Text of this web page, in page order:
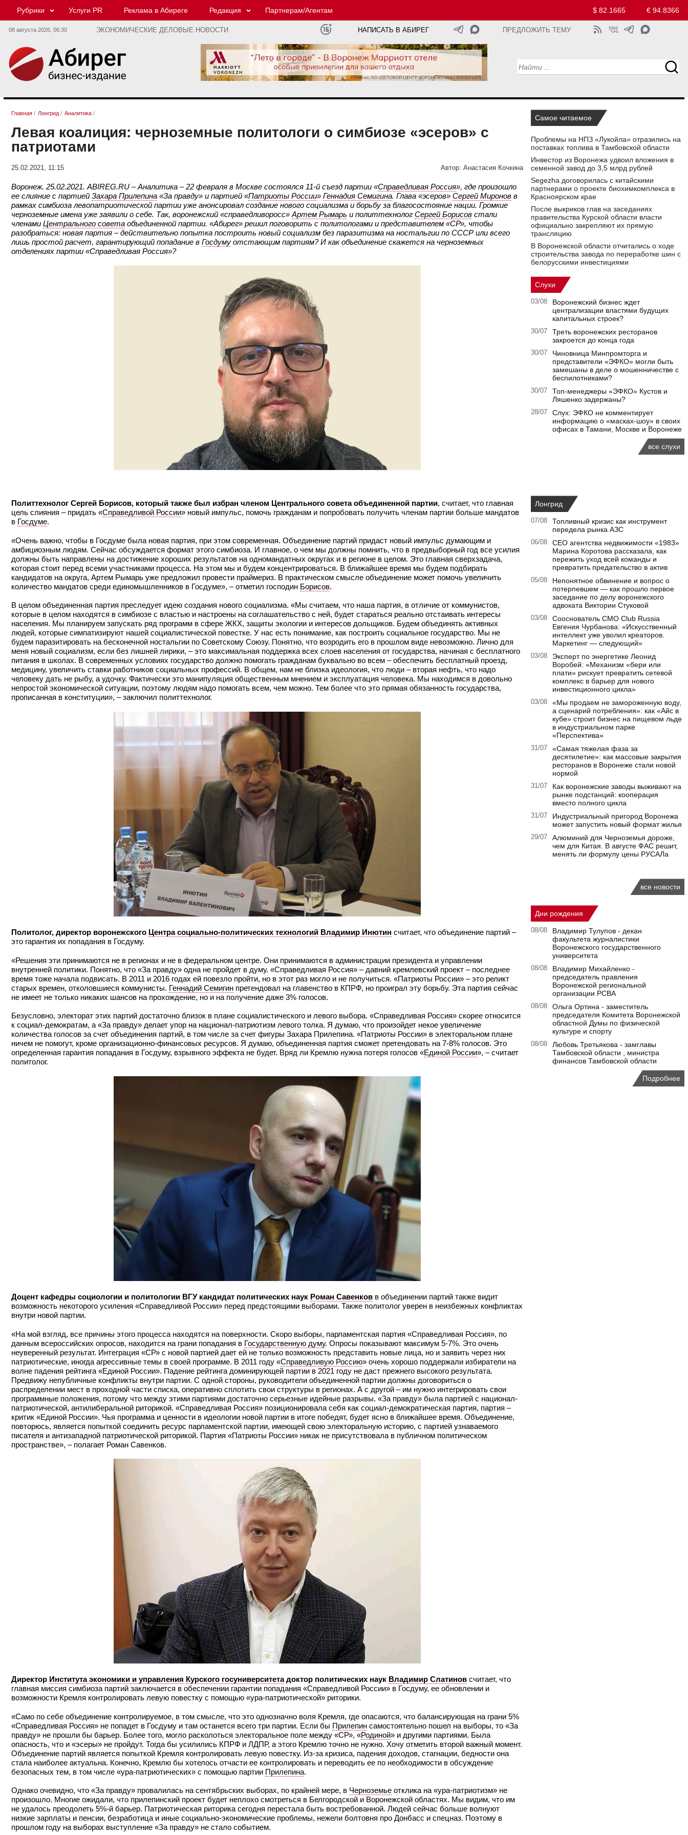
Рубрики Услуги PR Реклама в Абиреге Редакция Партнерам/Агентам $ 82.1665 € 94.8366
08 августа 2026, 06:30 ЭКОНОМИЧЕСКИЕ ДЕЛОВЫЕ НОВОСТИ НАПИСАТЬ В АБИРЕГ ПРЕДЛОЖИТЬ ТЕМУ
Главная / Лонгрид / Аналитика /
Левая коалиция: черноземные политологи о симбиозе «эсеров» с
патриотами
25.02.2021, 11:15 Автор: Анастасия Кочкина
Воронеж. 25.02.2021. ABIREG.RU – Аналитика – 22 февраля в Москве состоялся 11-й съезд партии «Справедливая Россия», где произошло
ее слияние с партией Захара Прилепина «За правду» и партией «Патриоты России» Геннадия Семигина. Глава «эсеров» Сергей Миронов в
рамках симбиоза левопатриотической партии уже анонсировал создание нового социализма и борьбу за благосостояние нации. Громкие
черноземные имена уже заявили о себе. Так, воронежский «справедливоросс» Артем Рымарь и политтехнолог Сергей Борисов стали
членами Центрального совета объединенной партии. «Абирег» решил поговорить с политологами и представителем «СР», чтобы
разобраться: новая партия – действительно попытка построить новый социализм без паразитизма на ностальгии по СССР или всего
лишь простой расчет, гарантирующий попадание в Госдуму отстающим партиям? И как объединение скажется на черноземных
отделениях партии «Справедливая Россия»?
Политтехнолог Сергей Борисов, который также был избран членом Центрального совета объединенной партии, считает, что главная
цель слияния – придать «Справедливой России» новый импульс, помочь гражданам и попробовать получить членам партии больше мандатов
в Госдуме.
«Очень важно, чтобы в Госдуме была новая партия, при этом современная. Объединение партий придаст новый импульс думающим и
амбициозным людям. Сейчас обсуждается формат этого симбиоза. И главное, о чем мы должны помнить, что в предвыборный год все усилия
должны быть направлены на достижение хороших результатов на одномандатных округах и в регионе в целом. Это главная сверхзадача,
которая стоит перед всеми участниками процесса. На этом мы и будем концентрироваться. В ближайшее время мы будем подбирать
кандидатов на округа, Артем Рымарь уже предложил провести праймериз. В практическом смысле объединение может помочь увеличить
количество мандатов среди единомышленников в Госдуме», – отметил господин Борисов.
В целом объединенная партия преследует идею создания нового социализма. «Мы считаем, что наша партия, в отличие от коммунистов,
которые в целом находятся в симбиозе с властью и настроены на соглашательство с ней, будет стараться реально отстаивать интересы
населения. Мы планируем запускать ряд программ в сфере ЖКХ, защиты экологии и интересов дольщиков. Будем объединять активных
людей, которые симпатизируют нашей социалистической повестке. У нас есть понимание, как построить социальное государство. Мы не
будем паразитировать на бесконечной ностальгии по Советскому Союзу. Понятно, что возродить его в прошлом виде невозможно. Лично для
меня новый социализм, если без лишней лирики, – это максимальная поддержка всех слоев населения от государства, начиная с бесплатного
питания в школах. В современных условиях государство должно помогать гражданам буквально во всем – обеспечить бесплатный проезд,
медицину, увеличить ставки работников социальных профессий. В общем, нам не близка идеология, что люди – вторая нефть, что надо
человеку дать не рыбу, а удочку. Фактически это манипуляция общественным мнением и эксплуатация человека. Мы находимся в довольно
непростой экономической ситуации, поэтому людям надо помогать всем, чем можно. Тем более что это прямая обязанность государства,
прописанная в конституции», – заключил политтехнолог.
Политолог, директор воронежского Центра социально-политических технологий Владимир Инютин считает, что объединение партий –
это гарантия их попадания в Госдуму.
«Решения эти принимаются не в регионах и не в федеральном центре. Они принимаются в администрации президента и управлении
внутренней политики. Понятно, что «За правду» одна не пройдет в думу. «Справедливая Россия» – давний кремлевский проект – последнее
время тоже начала подвисать. В 2011 и 2016 годах ей повезло пройти, но в этот раз могло и не получиться. «Патриоты России» – это реликт
старых времен, отколовшиеся коммунисты. Геннадий Семигин претендовал на главенство в КПРФ, но проиграл эту борьбу. Эта партия сейчас
не имеет не только никаких шансов на прохождение, но и на получение даже 3% голосов.
Безусловно, электорат этих партий достаточно близок в плане социалистического и левого выбора. «Справедливая Россия» скорее относится
к социал-демократам, а «За правду» делает упор на национал-патриотизм левого толка. Я думаю, что произойдет некое увеличение
количества голосов за счет объединения партий, в том числе за счет фигуры Захара Прилепина. «Патриоты России» в электоральном плане
ничем не помогут, кроме организационно-финансовых ресурсов. Я думаю, объединенная партия сможет претендовать на 7-8% голосов. Это
определенная гарантия попадания в Госдуму, взрывного эффекта не будет. Вряд ли Кремлю нужна потеря голосов «Единой России», – считает
политолог.
Доцент кафедры социологии и политологии ВГУ кандидат политических наук Роман Савенков в объединении партий также видит
возможность некоторого усиления «Справедливой России» перед предстоящими выборами. Также политолог уверен в неизбежных конфликтах
внутри новой партии.
«На мой взгляд, все причины этого процесса находятся на поверхности. Скоро выборы, парламентская партия «Справедливая Россия», по
данным всероссийских опросов, находится на грани попадания в Государственную думу. Опросы показывают максимум 5-7%. Это очень
неуверенный результат. Интеграция «СР» с новой партией дает ей не только возможность представить новые лица, но и заявить через них
патриотические, иногда агрессивные темы в своей программе. В 2011 году «Справедливую Россию» очень хорошо поддержали избиратели на
волне падения рейтинга «Единой России». Падение рейтинга доминирующей партии в 2021 году не даст прежнего высокого результата.
Предвижу непубличные конфликты внутри партии. С одной стороны, руководители объединенной партии должны договориться о
распределении мест в проходной части списка, оперативно сплотить свои структуры в регионах. А с другой – им нужно интегрировать свои
программные положения, потому что между этими партиями достаточно серьезные идейные разрывы. «За правду» была партией с национал-
патриотической, антилиберальной риторикой. «Справедливая Россия» позиционировала себя как социал-демократическая партия, партия –
критик «Единой России». Чья программа и ценности в идеологии новой партии в итоге победят, будет ясно в ближайшее время. Объединение,
повторюсь, является попыткой соединить ресурс парламентской партии, имеющей свою электоральную историю, с партией узнаваемого
писателя и антизападной патриотической риторикой. Партия «Патриоты России» никак не присутствовала в публичном политическом
пространстве», – полагает Роман Савенков.
Директор Института экономики и управления Курского госуниверситетадоктор политических наук Владимир Слатинов считает, что
главная миссия симбиоза партий заключается в обеспечении гарантии попадания «Справедливой России» в Госдуму, ее обновлении и
возможности Кремля контролировать левую повестку с помощью «ура-патриотической» риторики.
«Само по себе объединение контролируемое, в том смысле, что это однозначно воля Кремля, где опасаются, что балансирующая на грани 5%
«Справедливая Россия» не попадет в Госдуму и там останется всего три партии. Если бы Прилепин самостоятельно пошел на выборы, то «За
правду» не прошли бы барьер. Более того, могло расколоться электоральное поле между «СР», «Родиной» и другими партиями. Была
опасность, что и «эсеры» не пройдут. Тогда бы усилились КПРФ и ЛДПР, а этого Кремлю точно не нужно. Хочу отметить второй важный момент.
Объединение партий является попыткой Кремля контролировать левую повестку. Из-за кризиса, падения доходов, стагнации, бедности она
стала наиболее актуальна. Конечно, Кремлю бы хотелось отчасти ее контролировать и переводить ее по необходимости в обсуждение
безопасных тем, в том числе «ура-патриотических» с помощью партии Прилепина.
Однако очевидно, что «За правду» провалилась на сентябрьских выборах, по крайней мере, в Черноземье отклика на «ура-патриотизм» не
произошло. Многие ожидали, что прилепинский проект будет неплохо смотреться в Белгородской и Воронежской областях. Мы видим, что им
не удалось преодолеть 5%-й барьер. Патриотическая риторика сегодня перестала быть востребованной. Людей сейчас больше волнуют
низкие зарплаты и пенсии, безработица и иные социально-экономические проблемы, нежели болтовня про Донбасс и спецназ. Поэтому в
прошлом году на выборах выступление «За правду» не стало событием.
Самое читаемое
Проблемы на НПЗ «Лукойла» отразились на
поставках топлива в Тамбовской области
Инвестор из Воронежа удвоил вложения в
семенной завод до 3,5 млрд рублей
Segezha договорилась с китайскими
партнерами о проекте биохимкомплекса в
Красноярском крае
После выкриков глав на заседаниях
правительства Курской области власти
официально закрепляют их прямую
трансляцию
В Воронежской области отчитались о ходе
строительства завода по переработке шин с
белорусскими инвестициями
Слухи
03/08
Воронежский бизнес ждет
централизации властями будущих
капитальных строек?
30/07
Треть воронежских ресторанов
закроется до конца года
30/07
Чиновница Минпромторга и
представители «ЭФКО» могли быть
замешаны в деле о мошенничестве с
беспилотниками?
30/07
Топ-менеджеры «ЭФКО» Кустов и
Ляшенко задержаны?
28/07
Слух: ЭФКО не комментирует
информацию о «масках-шоу» в своих
офисах в Тамани, Москве и Воронеже
все слухи
Лонгрид
07/08
Топливный кризис как инструмент
передела рынка АЗС
06/08
CEO агентства недвижимости «1983»
Марина Коротова рассказала, как
пережить уход всей команды и
превратить предательство в актив
05/08
Непонятное обвинение и вопрос о
потерпевшем — как прошло первое
заседание по делу воронежского
адвоката Виктории Стуковой
03/08
Сооснователь CMO Club Russia
Евгения Чурбанова: «Искусственный
интеллект уже уволил креаторов.
Маркетинг — следующий»
03/08
Эксперт по энергетике Леонид
Воробей: «Механизм «бери или
плати» рискует превратить сетевой
комплекс в барьер для нового
инвестиционного цикла»
03/08
«Мы продаем не замороженную воду,
а сценарий потребления»: как «Айс в
кубе» строит бизнес на пищевом льде
в индустриальном парке
«Перспектива»
31/07
«Самая тяжелая фаза за
десятилетие»: как массовые закрытия
ресторанов в Воронеже стали новой
нормой
31/07
Как воронежские заводы выживают на
рынке подстанций: кооперация
вместо полного цикла
31/07
Индустриальный пригород Воронежа
может запустить новый формат жилья
29/07
Алюминий для Черноземья дороже,
чем для Китая. В августе ФАС решит,
менять ли формулу цены РУСАЛа
все новости
Дни рождения
08/08
Владимир Тулупов - декан
факультета журналистики
Воронежского государственного
университета
08/08
Владимир Михайленко -
председатель правления
Воронежской региональной
организации РСВА
08/08
Ольга Ортина - заместитель
председателя Комитета Воронежской
областной Думы по физической
культуре и спорту
08/08
Любовь Третьякова - замглавы
Тамбовской области , министра
финансов Тамбовской области
Подробнее